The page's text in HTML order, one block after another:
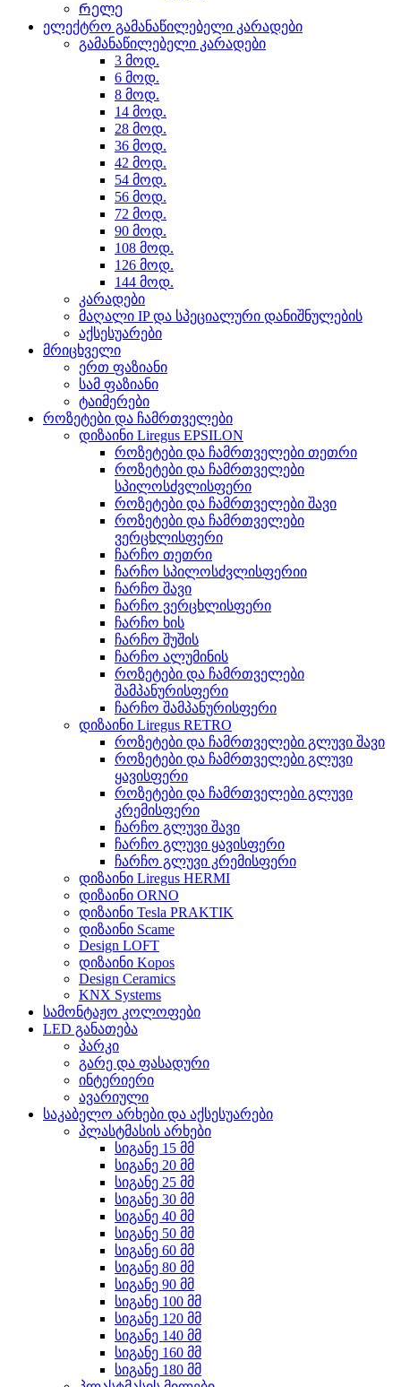
Რელე
ელექტრო გამანაწილებელი კარადები
გამანაწილებელი კარადები
3 მოდ.
6 მოდ.
8 მოდ.
14 მოდ.
28 მოდ.
36 მოდ.
42 მოდ.
54 მოდ.
56 მოდ.
72 მოდ.
90 მოდ.
108 მოდ.
126 მოდ.
144 მოდ.
კარადები
მაღალი IP და სპეციალური დანიშნულების
აქსესუარები
მრიცხველი
ერთ ფაზიანი
სამ ფაზიანი
ტაიმერები
როზეტები და ჩამრთველები
დიზაინი Liregus EPSILON
როზეტები და ჩამრთველები თეთრი
როზეტები და ჩამრთველები
სპილოსძვლისფერი
როზეტები და ჩამრთველები შავი
როზეტები და ჩამრთველები
ვერცხლისფერი
ჩარჩო თეთრი
ჩარჩო სპილოსძვლისფერიი
ჩარჩო შავი
ჩარჩო ვერცხლისფერი
ჩარჩო ხის
ჩარჩო შუშის
ჩარჩო ალუმინის
როზეტები და ჩამრთველები
შამპანურისფერი
ჩარჩო შამპანურისფერი
დიზაინი Liregus RETRO
როზეტები და ჩამრთველები გლუვი შავი
როზეტები და ჩამრთველები გლუვი
ყავისფერი
როზეტები და ჩამრთველები გლუვი
კრემისფერი
ჩარჩო გლუვი შავი
ჩარჩო გლუვი ყავისფერი
ჩარჩო გლუვი კრემისფერი
დიზაინი Liregus HERMI
დიზაინი ORNO
დიზაინი Tesla PRAKTIK
დიზაინი Scame
Design LOFT
დიზაინი Kopos
Design Ceramics
KNX Systems
სამონტაჟო კოლოფები
LED განათება
პარკი
გარე და ფასადური
ინტერიერი
ავარიული
საკაბელო არხები და აქსესუარები
პლასტმასის არხები
სიგანე 15 მმ
სიგანე 20 მმ
სიგანე 25 მმ
სიგანე 30 მმ
სიგანე 40 მმ
სიგანე 50 მმ
სიგანე 60 მმ
სიგანე 80 მმ
სიგანე 90 მმ
სიგანე 100 მმ
სიგანე 120 მმ
სიგანე 140 მმ
სიგანე 160 მმ
სიგანე 180 მმ